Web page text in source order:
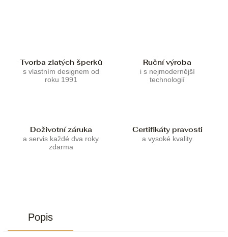
Tvorba zlatých šperků
s vlastním designem od
roku 1991
Ruční výroba
i s nejmodernější
technologií
Doživotní záruka
a servis každé dva roky
zdarma
Certifikáty pravosti
a vysoké kvality
Popis